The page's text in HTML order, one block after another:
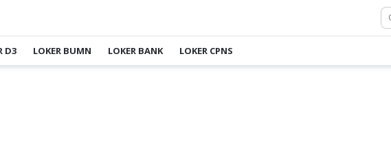
D3 LOKER BUMN LOKER BANK LOKER CPNS